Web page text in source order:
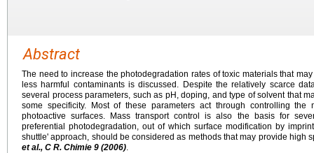
Abstract
The need to increase the photodegradation rates of toxic materials that
less harmful contaminants is discussed. Despite the relatively scarce
several process parameters, such as pH, doping, and type of solvent that
some specificity. Most of these parameters act through controlling
photoactive surfaces. Mass transport control is also the basis for
preferential photodegradation, out of which surface modification by
shuttle' approach, should be considered as methods that may provide high
et al., C R. Chimie 9 (2006)